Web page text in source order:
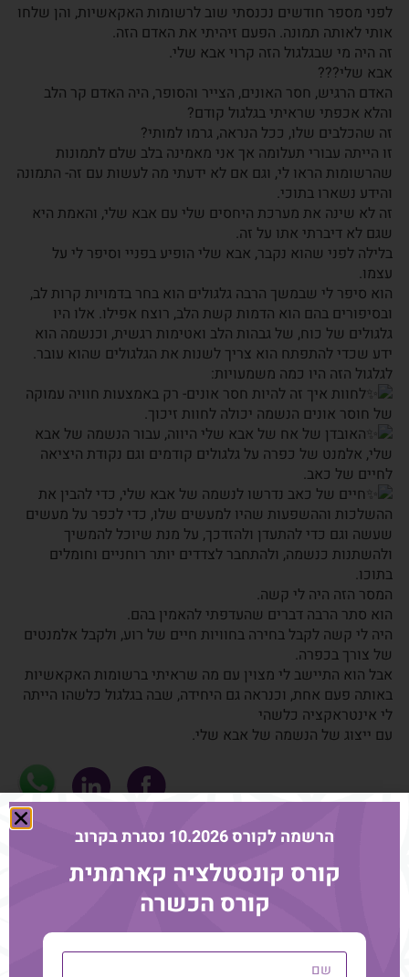
לפני מספר חודשים נכנסתי שוב לרשומות האקאשיות, והן שלחו
אותי לאותה תמונה. הפעם זיהיתי את האדם הזה.
זה היה מי שבגלגול הזה קרוי אבא שלי.
אבא שלי???
האדם הרגיש, חסר האונים, הצייר והסופר, היה האדם קר הלב
והלא אכפתי שראיתי בגלגול קודם?
זה שהכלבים שלו, ככל הנראה, גרמו למותי?
זו הייתה עבורי תעלומה אך אני מאמינה בלב שלם לתמונות
שהרשומות הראו לי, וגם אם לא ידעתי מה לעשות עם זה- התמונה
והידע נשארו בתוכי.
זה לא שינה את מערכת היחסים שלי עם אבא שלי, והאמת היא
שגם לא דיברתי אתו על זה.
בלילה לפני שהוא נקבר, אבא שלי הופיע בפניי וסיפר לי על
עצמו.
הוא סיפר לי שבמשך הרבה גלגולים הוא בחר בדמויות קרות לב,
ובסיפורים בהם הוא הדמות קשת הלב, רוצח אפילו. אלו היו
גלגולים של כוח, של גבהות הלב ואטימות רגשית, וכנשמה הוא
ידע שכדי להתפתח הוא צריך לשנות את הגלגולים שהוא עובר.
לגלגול הזה היו כמה משמעויות:
לחוות איך זה להיות חסר אונים- רק באמצעות חוויה עמוקה
של חוסר אונים הנשמה יכולה לחוות זיכוך.
האובדן של אח של אבא שלי היווה, עבור הנשמה של אבא
שלי, אלמנט של כפרה על גלגולים קודמים וגם נקודת היציאה
לחיים של כאב.
חיים של כאב נדרשו לנשמה של אבא שלי, כדי להבין את
ההשלכות וההשפעות שהיו למעשים שלו, כדי לכפר על מעשים
שעשה וגם כדי להתעדן ולהזדכך, על מנת שיוכל להמשיך
ולהשתנות כנשמה, ולהתחבר לצדדים יותר רוחניים וחומלים
בתוכו.
המסר הזה היה לי קשה.
הוא סתר הרבה דברים שהעדפתי להאמין בהם.
היה לי קשה לקבל בחירה בחוויות חיים של רוע, ולקבל אלמנטים
של צורך בכפרה.
אבל הוא התיישב לי מצוין עם מה שראיתי ברשומות האקאשיות
באותה פעם אחת, וכנראה גם היחידה, שבה בגלגול כלשהו הייתה
לי אינטראקציה כלשהי
עם ייצוג של הנשמה של אבא שלי.
עוד מהבלוג
הרשמה לקורס 10.2026 נסגרת בקרוב
קורס קונסטלציה קארמתית
קורס הכשרה